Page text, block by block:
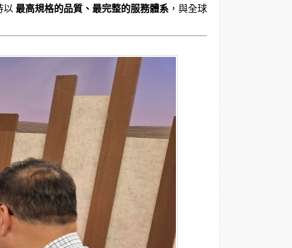
以 最高規格的品質、最完整的服務體系 ，與全球